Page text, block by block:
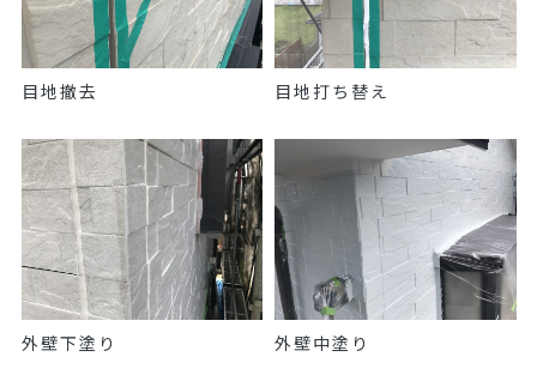
目地撤去 目地打ち替え
外壁下塗り 外壁中塗り